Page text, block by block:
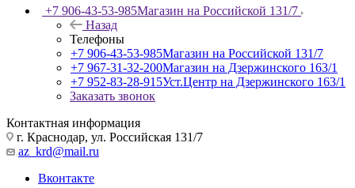
+7 906-43-53-985Магазин на Российской 131/7
Назад
Телефоны
+7 906-43-53-985Магазин на Российской 131/7
+7 967-31-32-200Магазин на Дзержинского 163/1
+7 952-83-28-915Уст.Центр на Дзержинского 163/1
Заказать звонок
Контактная информация
г. Краснодар, ул. Российская 131/7
az_krd@mail.ru
Вконтакте